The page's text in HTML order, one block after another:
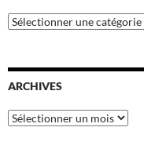
Catégories
ARCHIVES
Archives